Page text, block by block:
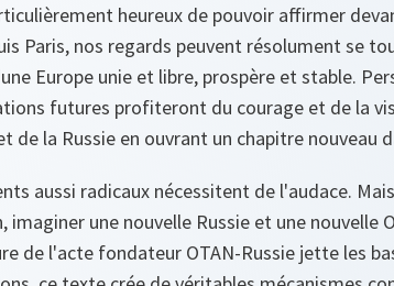
heureux de pouvoir affirmer
Paris, nos regards peuvent résolument se
Europe unie et libre, prospère et stable.
futures profiteront du courage et de la
de la Russie en ouvrant un chapitre nouveau
aussi radicaux nécessitent de l'audace.
imaginer une nouvelle Russie et une nouvelle
de l'acte fondateur OTAN-Russie jette les